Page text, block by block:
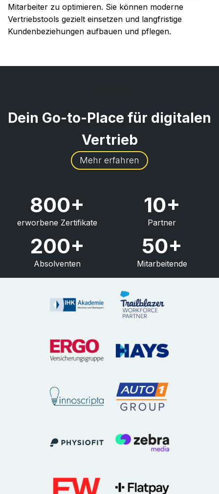
Mitarbeiter zu optimieren. Sie können moderne
Vertriebstools gezielt einsetzen und langfristige
Kundenbeziehungen aufbauen und pflegen.
Dein Go-to-Place für digitalen
Vertrieb
Mehr erfahren
800+
erworbene Zertifikate
10+
Partner
200+
Absolventen
50+
Mitarbeitende